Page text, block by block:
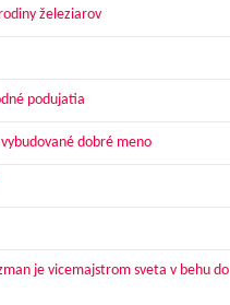
železiarov
podujatia
dobré meno
je vicemajstrom sveta v behu do